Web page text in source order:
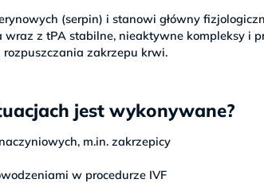
(serpin) i stanowi główny
z tPA stabilne, nieaktywne kompleksy i
rozpuszczania zakrzepu krwi.
jest wykonywane?
m.in. zakrzepicy
w procedurze IVF